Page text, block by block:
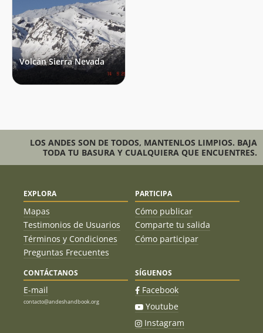
Volcán Sierra Nevada
LOS ANDES SON DE TODOS, MANTENLOS LIMPIOS. BAJA
TODA TU BASURA Y CUALQUIERA QUE ENCUENTRES.
EXPLORA
Mapas
Testimonios de Usuarios
Términos y Condiciones
Preguntas Frecuentes
PARTICIPA
Cómo publicar
Comparte tu salida
Cómo participar
CONTÁCTANOS
E-mail
contacto@andeshandbook.org
SÍGUENOS
Facebook
Youtube
Instagram